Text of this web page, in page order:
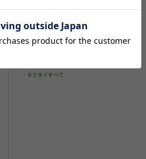
タイトフィット
・ニットシャツすべて
・ ネクタイすべて